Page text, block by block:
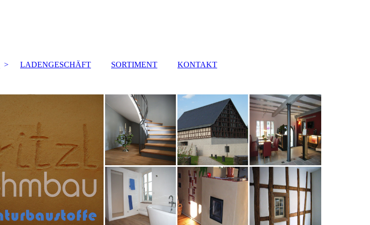
LADENGESCHÄFT SORTIMENT KONTAKT